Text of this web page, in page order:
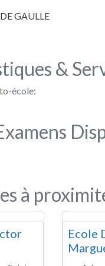
GAULLE
&
école:
à
Ecole